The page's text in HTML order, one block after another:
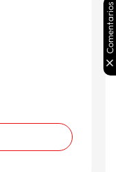
Comentarios